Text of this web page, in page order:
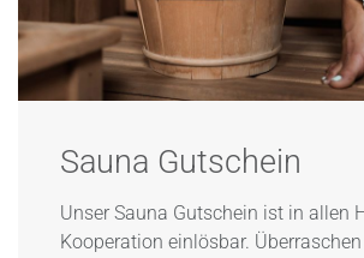
Sauna Gutschein
Unser Sauna Gutschein ist in allen
Kooperation einlösbar. Überraschen